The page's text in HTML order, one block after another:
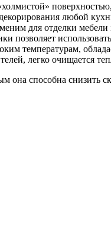
любой
для отделки
позволяет
температурам,
легко очищается
она способна снизить